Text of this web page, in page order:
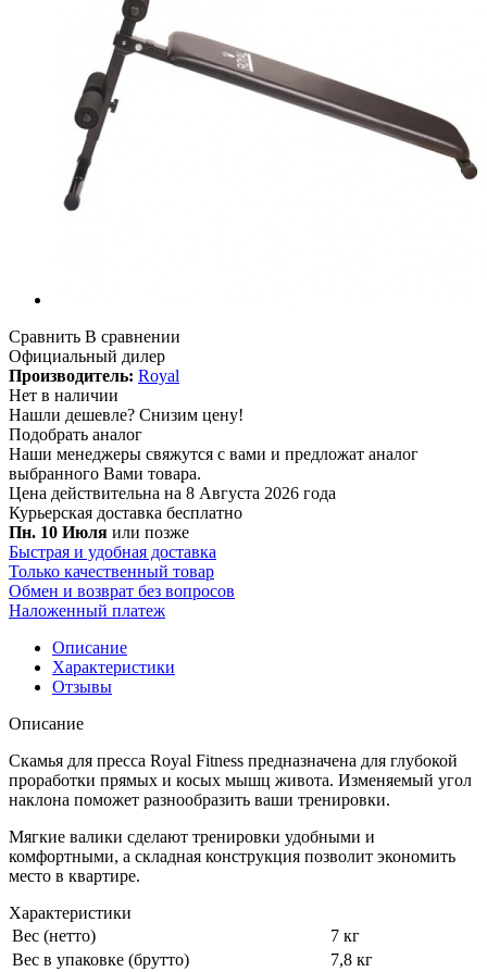
Сравнить В сравнении
Официальный дилер
Производитель: Royal
Нет в наличии
Нашли дешевле? Снизим цену!
Подобрать аналог
Наши менеджеры свяжутся с вами и предложат аналог
выбранного Вами товара.
Цена действительна на 8 Августа 2026 года
Курьерская доставка бесплатно
Пн. 10 Июля или позже
Быстрая и удобная доставка
Только качественный товар
Обмен и возврат без вопросов
Наложенный платеж
Описание
Характеристики
Отзывы
Описание
Скамья для пресса Royal Fitness предназначена для глубокой
проработки прямых и косых мышц живота. Изменяемый угол
наклона поможет разнообразить ваши тренировки.
Мягкие валики сделают тренировки удобными и
комфортными, а складная конструкция позволит экономить
место в квартире.
Характеристики
Вес (нетто)
7 кг
Вес в упаковке (брутто)
7,8 кг